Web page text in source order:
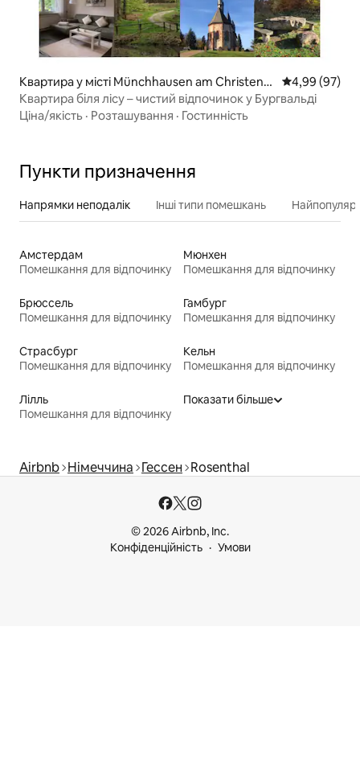
Квартира у місті Münchhausen am Christenb
erg
Середня
4,99 (97)
Квартира біля лісу – чистий відпочинок у Бургвальді
Ціна/якість · Розташування · Гостинність
Пункти призначення
Напрямки неподалік Інші типи помешкань
Амстердам
Помешкання для відпочинку
Мюнхен
Помешкання для відпочинку
Брюссель
Помешкання для відпочинку
Гамбург
Помешкання для відпочинку
Страсбург
Помешкання для відпочинку
Кельн
Помешкання для відпочинку
Лілль
Помешкання для відпочинку
Показати більше
Airbnb Німеччина Гессен Rosenthal
© 2026 Airbnb, Inc.
Конфіденційність
Умови